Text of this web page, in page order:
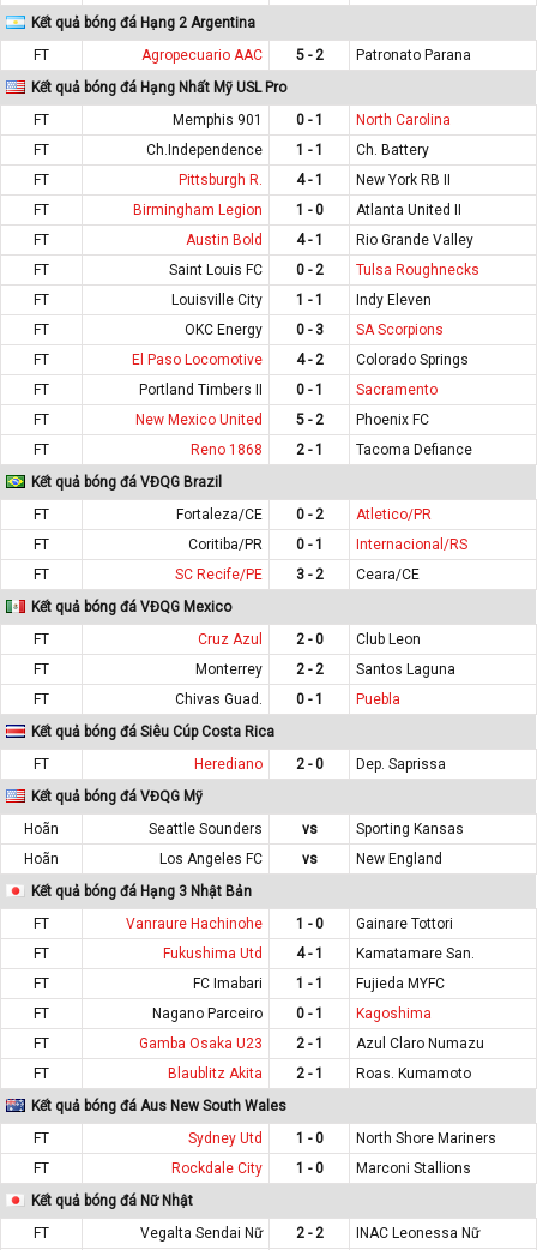
Kết quả bóng đá Hạng 2 Argentina
FT
Agropecuario AAC 5 - 2
Patronato Parana
Kết quả bóng đá Hạng Nhất Mỹ USL Pro
FT
Memphis 901 0 - 1
North Carolina
FT
Ch.Independence 1 - 1
Ch. Battery
FT
Pittsburgh R. 4 - 1
New York RB II
FT
Birmingham Legion 1 - 0
Atlanta United II
FT
Austin Bold 4 - 1
Rio Grande Valley
FT
Saint Louis FC 0 - 2
Tulsa Roughnecks
FT
Louisville City 1 - 1
Indy Eleven
FT
OKC Energy 0 - 3
SA Scorpions
FT
El Paso Locomotive 4 - 2
Colorado Springs
FT
Portland Timbers II 0 - 1
Sacramento
FT
New Mexico United 5 - 2
Phoenix FC
FT
Reno 1868 2 - 1
Tacoma Defiance
Kết quả bóng đá VĐQG Brazil
FT
Fortaleza/CE 0 - 2
Atletico/PR
FT
Coritiba/PR 0 - 1
Internacional/RS
FT
SC Recife/PE 3 - 2
Ceara/CE
Kết quả bóng đá VĐQG Mexico
FT
Cruz Azul 2 - 0
Club Leon
FT
Monterrey 2 - 2
Santos Laguna
FT
Chivas Guad. 0 - 1
Puebla
Kết quả bóng đá Siêu Cúp Costa Rica
FT
Herediano 2 - 0
Dep. Saprissa
Kết quả bóng đá VĐQG Mỹ
Hoãn
Seattle Sounders vs
Sporting Kansas
Hoãn
Los Angeles FC vs
New England
Kết quả bóng đá Hạng 3 Nhật Bản
FT
Vanraure Hachinohe 1 - 0
Gainare Tottori
FT
Fukushima Utd 4 - 1
Kamatamare San.
FT
FC Imabari 1 - 1
Fujieda MYFC
FT
Nagano Parceiro 0 - 1
Kagoshima
FT
Gamba Osaka U23 2 - 1
Azul Claro Numazu
FT
Blaublitz Akita 2 - 1
Roas. Kumamoto
Kết quả bóng đá Aus New South Wales
FT
Sydney Utd 1 - 0
North Shore Mariners
FT
Rockdale City 1 - 0
Marconi Stallions
Kết quả bóng đá Nữ Nhật
FT
Vegalta Sendai Nữ 2 - 2 INAC Leonessa Nữ